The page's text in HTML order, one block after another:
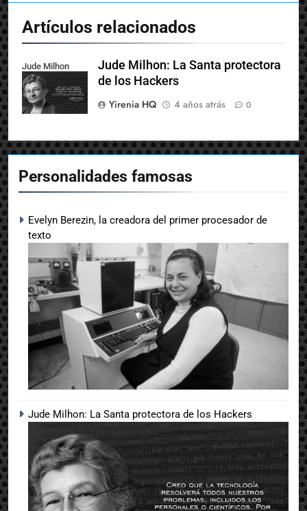
Personalidades famosas
Evelyn Berezin, la creadora del primer procesador de
texto
Jude Milhon: La Santa protectora de los Hackers
Artículos relacionados
Jude Milhon
Jude Milhon: La Santa protectora
de los Hackers
Yirenia HQ
4 años atrás 0